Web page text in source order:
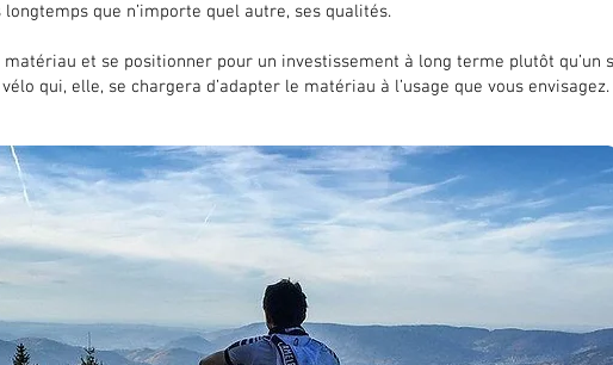
que n’importe quel autre, ses qualités.
et se positionner pour un investissement à long terme plutôt qu’un
qui, elle, se chargera d’adapter le matériau à l’usage que vous envisagez.